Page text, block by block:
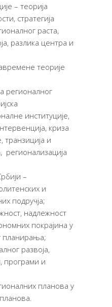
– теорија
стратегија
раста,
разлика центра и
теорије
регионалног
институције,
криза
транзиција и
регионализација
–
и
подручја;
надлежност
покрајина у
планирања;
развоја,
програми и
планова у